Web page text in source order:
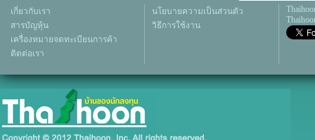
เกี่ยวกับเรา
สารบัญหุ้น
เครื่องหมายจดทะเบียนการค้า
ติดต่อเรา
นโยบายความเป็นส่วนตัว
วิธีการใช้งาน